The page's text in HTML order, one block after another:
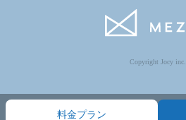
料金プラン
Copyright Jocy inc.